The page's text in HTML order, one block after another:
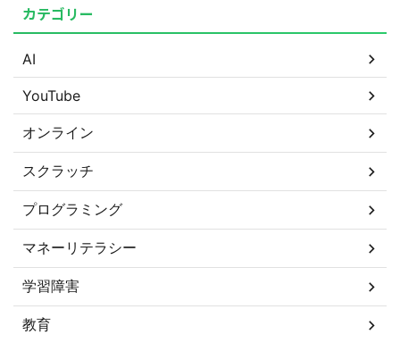
カテゴリー
AI
YouTube
オンライン
スクラッチ
プログラミング
マネーリテラシー
学習障害
教育